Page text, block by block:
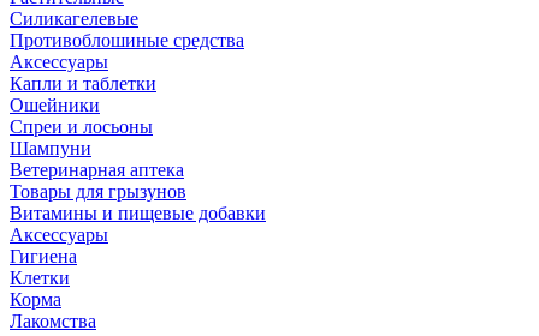
Силикагелевые
Противоблошиные средства
Аксессуары
Капли и таблетки
Ошейники
Спреи и лосьоны
Шампуни
Ветеринарная аптека
Товары для грызунов
Витамины и пищевые добавки
Аксессуары
Гигиена
Клетки
Корма
Лакомства